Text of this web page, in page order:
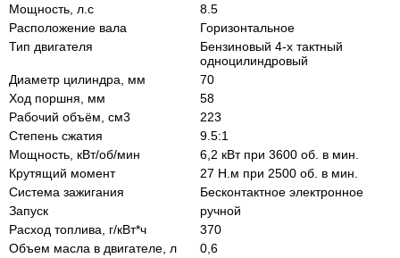
Мощность, л.с
8.5
Расположение вала
Горизонтальное
Тип двигателя
Бензиновый 4-х тактный
одноцилиндровый
Диаметр цилиндра, мм
70
Ход поршня, мм
58
Рабочий объём, см3
223
Степень сжатия
9.5:1
Мощность, кВт/об/мин
6,2 кВт при 3600 об. в мин.
Крутящий момент
27 Н.м при 2500 об. в мин.
Система зажигания
Бесконтактное электронное
Запуск
ручной
Расход топлива, г/кВт*ч
370
Объем масла в двигателе, л
0,6